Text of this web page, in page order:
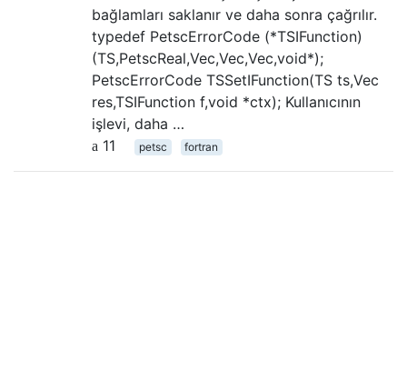
bağlamları saklanır ve daha sonra çağrılır.
typedef PetscErrorCode (*TSIFunction)
(TS,PetscReal,Vec,Vec,Vec,void*);
PetscErrorCode TSSetIFunction(TS ts,Vec
res,TSIFunction f,void *ctx); Kullanıcının
işlevi, daha …
11
petsc fortran